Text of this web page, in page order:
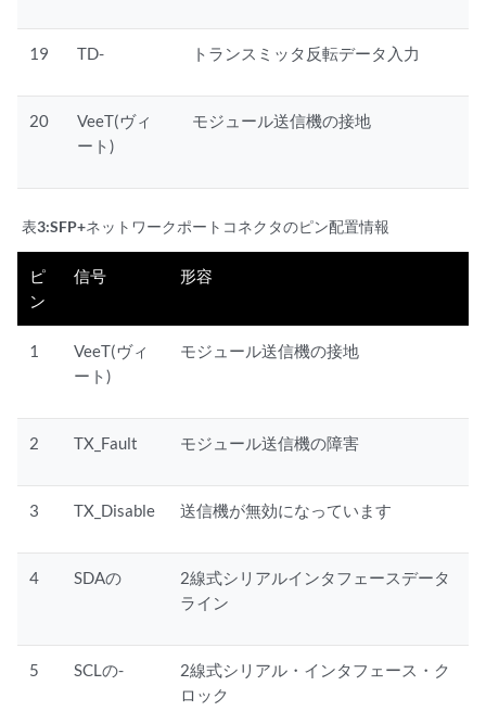
19 TD- トランスミッタ反転データ入力
20
VeeT(ヴィ
ート)
モジュール送信機の接地
表3:SFP+ネットワークポートコネクタのピン配置情報
ピ
ン
信号 形容
1
VeeT(ヴィ
ート)
モジュール送信機の接地
2 TX_Fault モジュール送信機の障害
3 TX_Disable 送信機が無効になっています
4 SDAの
2線式シリアルインタフェースデータ
ライン
5 SCLの-
2線式シリアル・インタフェース・ク
ロック